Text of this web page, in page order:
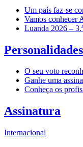
Um país faz-se
Vamos conhecer
Luanda 2026 –
O seu voto
Ganhe uma
Conheça os
Assinatura
Internacional